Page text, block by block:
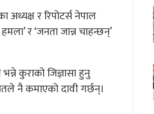
अध्यक्ष र रिपोटर्स नेपाल
र ‘जनता जान्न चाहन्छन्’
कुराको जिज्ञासा हुनु
नै कमाएको दावी गर्छन्।